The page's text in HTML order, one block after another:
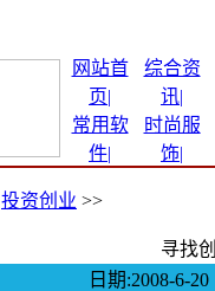
网站首
页|
综合资
讯|
常用软
件|
时尚服
饰|
投资创业 >>
寻找
日期:2008-6-